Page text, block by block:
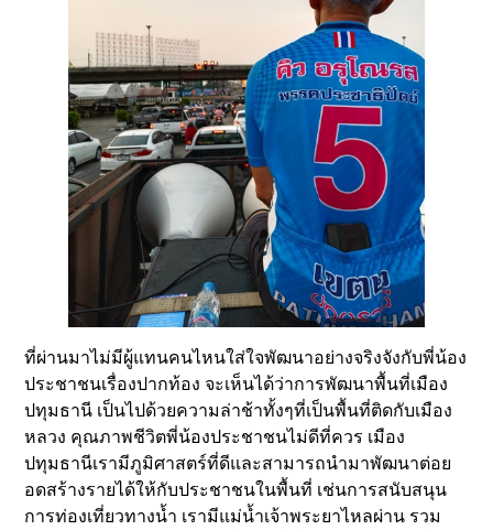
ที่ผ่านมาไม่มีผู้แทนคนไหนใส่ใจพัฒนาอย่างจริงจังกับพี่น้อง
ประชาชนเรื่องปากท้อง จะเห็นได้ว่าการพัฒนาพื้นที่เมือง
ปทุมธานี เป็นไปด้วยความล่าช้าทั้งๆที่เป็นพื้นที่ติดกับเมือง
หลวง คุณภาพชีวิตพี่น้องประชาชนไม่ดีที่ควร เมือง
ปทุมธานีเรามีภูมิศาสตร์ที่ดีและสามารถนำมาพัฒนาต่อย
อดสร้างรายได้ให้กับประชาชนในพื้นที่ เช่นการสนับสนุน
การท่องเที่ยวทางน้ำ เรามีแม่น้ำเจ้าพระยาไหลผ่าน รวม